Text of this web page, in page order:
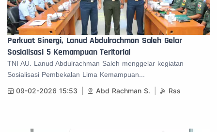
Perkuat Sinergi, Lanud Abdulrachman Saleh Gelar
Sosialisasi 5 Kemampuan Teritorial
TNI AU. Lanud Abdulrachman Saleh menggelar kegiatan
Sosialisasi Pembekalan Lima Kemampuan...
09-02-2026 15:53 Abd Rachman S. Rss